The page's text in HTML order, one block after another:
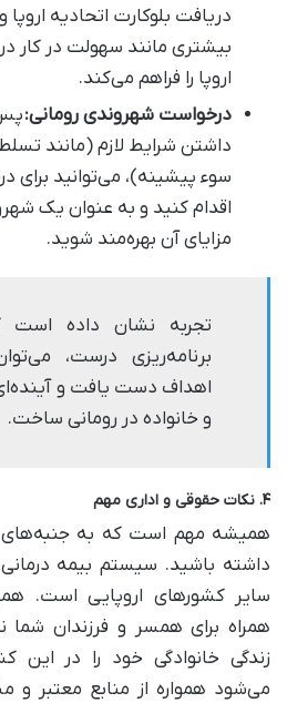
دریافت بلوکارت اتحادیه اروپا
بیشتری مانند سهولت در کار
اروپا را فراهم می‌کند.
درخواست شهروندی رومانی:
داشتن شرایط لازم (مانند
سوء پیشینه)، می‌توانید برای
اقدام کنید و به عنوان یک
مزایای آن بهره‌مند شوید.
تجربه نشان داده است
برنامه‌ریزی درست،
اهداف دست یافت و
و خانواده در رومانی ساخت.
۴. نکات حقوقی و اداری مهم
همیشه مهم است که به جنبه‌های
داشته باشید. سیستم بیمه
سایر کشورهای اروپایی است.
همراه برای همسر و فرزندان شما
زندگی خانوادگی خود را در این
می‌شود همواره از منابع معتبر